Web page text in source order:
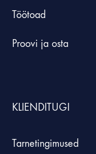
Töötoad
Proovi ja osta
KLIENDITUGI
Tarnetingimused